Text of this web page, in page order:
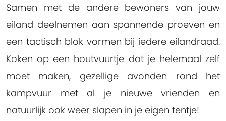
Samen met de andere bewoners van jouw
eiland deelnemen aan spannende proeven en
een tactisch blok vormen bij iedere eilandraad.
Koken op een houtvuurtje dat je helemaal zelf
moet maken, gezellige avonden rond het
kampvuur met al je nieuwe vrienden en
natuurlijk ook weer slapen in je eigen tentje!